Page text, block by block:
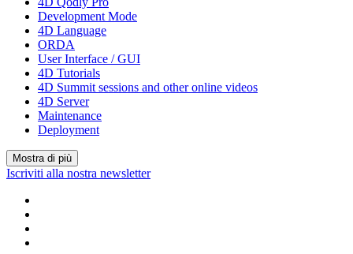
Development Mode
4D Language
ORDA
User Interface / GUI
4D Tutorials
4D Summit sessions and other online videos
4D Server
Maintenance
Deployment
Mostra di più
Iscriviti alla nostra newsletter